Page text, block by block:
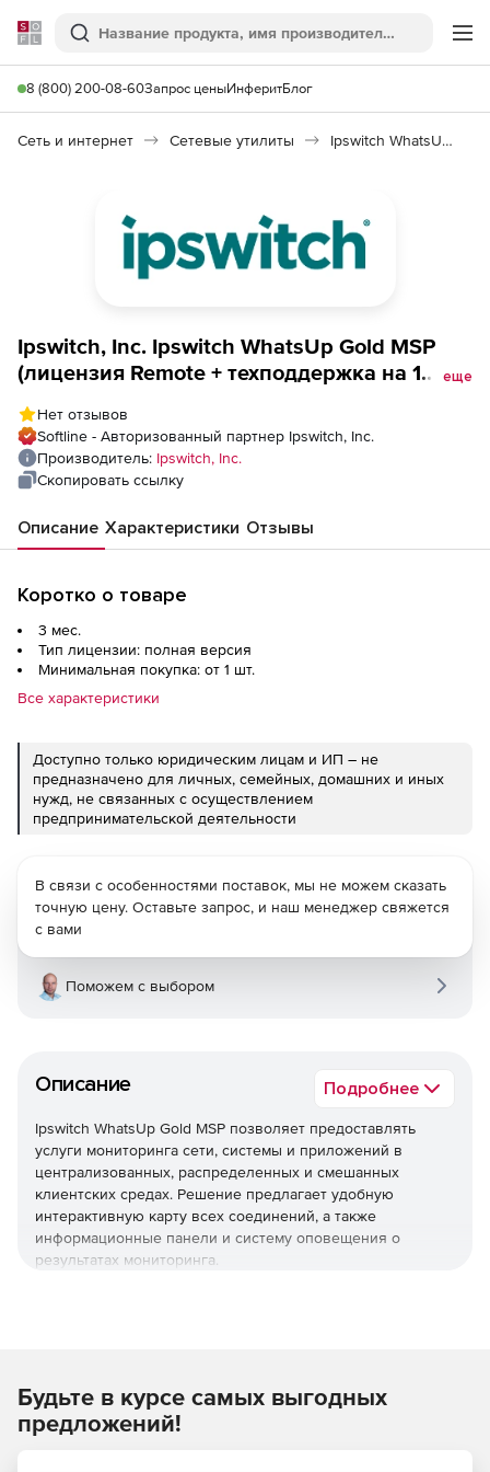
Softline
Поиск
8 (800) 200-08-60Запрос ценыИнферитБлог
Сеть и интернет Сетевые утилиты Ipswitch WhatsUp Gold MSP
Ipswitch, Inc. Ipswitch WhatsUp Gold MSP
(лицензия Remote + техподдержка на 1
Subscription
еще
Нет отзывов
Softline - Авторизованный партнер Ipswitch, Inc.
Производитель: Ipswitch, Inc.
Скопировать ссылку
Описание Характеристики Отзывы
Коротко о товаре
3 мес.
Тип лицензии: полная версия
Минимальная покупка: от 1 шт.
Все характеристики
Доступно только юридическим лицам и ИП – не
предназначено для личных, семейных, домашних и иных
нужд, не связанных с осуществлением
предпринимательской деятельности
Описание Подробнее
Ipswitch WhatsUp Gold MSP позволяет предоставлять
услуги мониторинга сети, системы и приложений в
централизованных, распределенных и смешанных
клиентских средах. Решение предлагает удобную
интерактивную карту всех соединений, а также
информационные панели и систему оповещения о
результатах мониторинга.
сетей, серверов, устройств хранения, виртуальных
машин, приложений, потоков трафика и конфигураций в
средах Windows, Linux и Java с помощью одного и того же
В связи с особенностями поставок, мы не можем сказать
точную цену. Оставьте запрос, и наш менеджер свяжется
с вами
Поможем с выбором
Будьте в курсе самых выгодных
предложений!